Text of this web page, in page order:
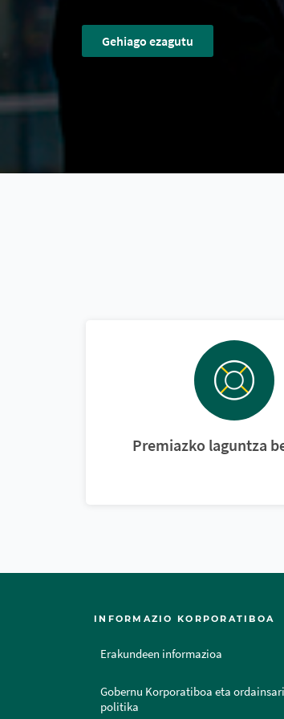
Gehiago ezagutu
Premiazko laguntza
INFORMAZIO KORPORATIBOA
Erakundeen informazioa
Gobernu Korporatiboa eta
politika